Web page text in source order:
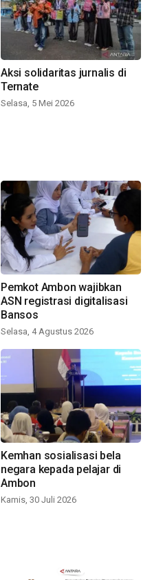
Aksi solidaritas jurnalis di
Ternate
Selasa, 5 Mei 2026
Pemkot Ambon wajibkan
ASN registrasi digitalisasi
Bansos
Selasa, 4 Agustus 2026
Kemhan sosialisasi bela
negara kepada pelajar di
Ambon
Kamis, 30 Juli 2026